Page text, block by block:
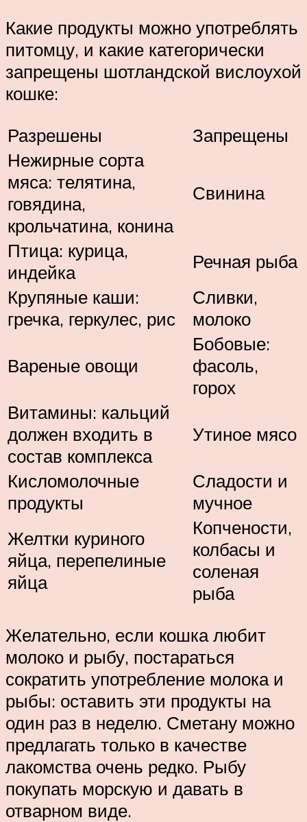
Какие продукты можно употреблять
питомцу, и какие категорически
запрещены шотландской вислоухой
кошке:
Разрешены
Запрещены
Нежирные сорта
мяса: телятина,
говядина,
крольчатина, конина
Свинина
Птица: курица,
индейка
Речная рыба
Крупяные каши:
гречка, геркулес, рис
Сливки,
молоко
Вареные овощи
Бобовые:
фасоль,
горох
Витамины: кальций
должен входить в
состав комплекса
Утиное мясо
Кисломолочные
продукты
Сладости и
мучное
Желтки куриного
яйца, перепелиные
яйца
Копчености,
колбасы и
соленая
рыба
Желательно, если кошка любит
молоко и рыбу, постараться
сократить употребление молока и
рыбы: оставить эти продукты на
один раз в неделю. Сметану можно
предлагать только в качестве
лакомства очень редко. Рыбу
покупать морскую и давать в
отварном виде.